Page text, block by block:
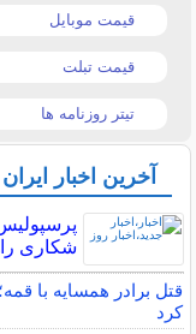
قیمت موبایل
قیمت تبلت
تیتر روزنامه ها
آخرین اخبار
شکاری
قتل برادر همسایه با
کرد